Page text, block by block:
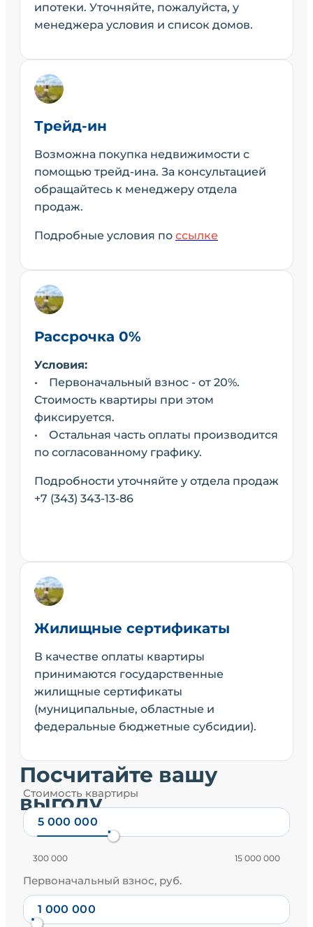
ипотеки. Уточняйте, пожалуйста, у
менеджера условия и список домов.
Трейд-ин
Возможна покупка недвижимости с
помощью трейд-ина. За консультацией
обращайтесь к менеджеру отдела
продаж.
Подробные условия по ссылке
Рассрочка 0%
Условия:
• Первоначальный взнос - от 20%.
Стоимость квартиры при этом
фиксируется.
• Остальная часть оплаты производится
по согласованному графику.
Подробности уточняйте у отдела продаж
+7 (343) 343-13-86
Жилищные сертификаты
В качестве оплаты квартиры
принимаются государственные
жилищные сертификаты
(муниципальные, областные и
федеральные бюджетные субсидии).
Посчитайте вашу
выгоду
Стоимость квартиры
300 000 15 000 000
Первоначальный взнос, руб.